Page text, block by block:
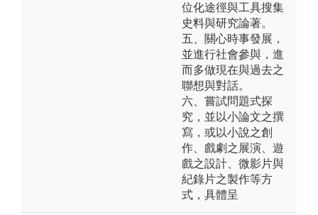
位化途徑與工具搜集
史料與研究論著。
五、關心時事發展，
並進行社會參與，進
而多做現在與過去之
聯想與對話。
六、嘗試問題式探
究，並以小論文之撰
寫，或以小說之創
作、戲劇之展演、遊
戲之設計、微影片與
紀錄片之製作等方
式，具體呈